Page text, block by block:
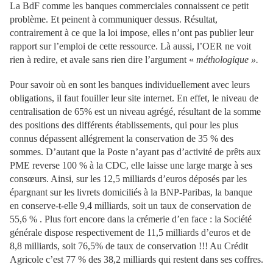
La BdF comme les banques commerciales connaissent ce petit
problème. Et peinent à communiquer dessus. Résultat,
contrairement à ce que la loi impose, elles n’ont pas publier leur
rapport sur l’emploi de cette ressource. Là aussi, l’OER ne voit
rien à redire, et avale sans rien dire l’argument « méthologique ».
Pour savoir où en sont les banques individuellement avec leurs
obligations, il faut fouiller leur site internet. En effet, le niveau de
centralisation de 65% est un niveau agrégé, résultant de la somme
des positions des différents établissements, qui pour les plus
connus dépassent allégrement la conservation de 35 % des
sommes. D’autant que la Poste n’ayant pas d’activité de prêts aux
PME reverse 100 % à la CDC, elle laisse une large marge à ses
consœurs. Ainsi, sur les 12,5 milliards d’euros déposés par les
épargnant sur les livrets domiciliés à la BNP-Paribas, la banque
en conserve-t-elle 9,4 milliards, soit un taux de conservation de
55,6 % . Plus fort encore dans la crémerie d’en face : la Société
générale dispose respectivement de 11,5 milliards d’euros et de
8,8 milliards, soit 76,5% de taux de conservation !!! Au Crédit
Agricole c’est 77 % des 38,2 milliards qui restent dans ses coffres.